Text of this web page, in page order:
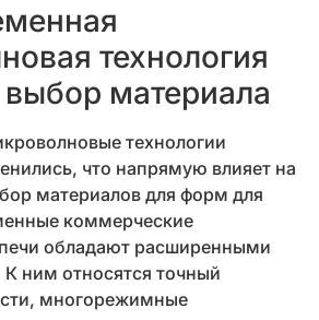
технология
выбор материала
технологии
что напрямую влияет на
материалов для форм для
коммерческие
обладают расширенными
ним относятся точный
многорежимные